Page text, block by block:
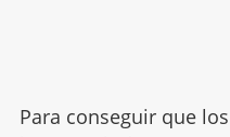
Para conseguir que